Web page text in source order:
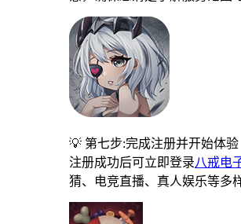
💡 第七步:完成注册并开始体验
注册成功后可立即登录八戒电
猜、电竞直播、真人娱乐等多